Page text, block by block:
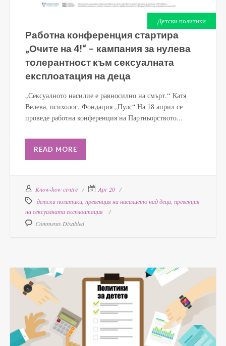
Детски политики
Работна конференция стартира
„Очите на 4!“ – кампания за нулева
толерантност към сексуалната
експлоатация на деца
„Сексуалното насилие е равносилно на смърт.“ Катя
Велева, психолог, Фондация „Пулс“ На 18 април се
проведе работна конференция на Партньорството...
READ MORE
Know-how centre
Apr 20
детски политики превенция на насилието над деца превенция
на сексуалната експлоатация
Comments Disabled